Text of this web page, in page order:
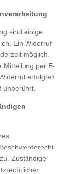
sind einige
Ein Widerruf
möglich.
Mitteilung per E-
erfolgten
unberührt.
Zuständige